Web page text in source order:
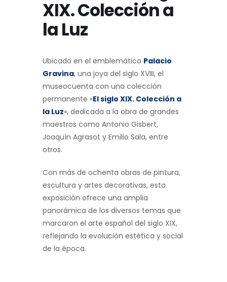
XIX. Colección a
la Luz
Ubicado en el emblemático Palacio
Gravina, una joya del siglo XVIII, el
museocuenta con una colección
permanente «El siglo XIX. Colección a
la Luz», dedicada a la obra de grandes
maestros como Antonio Gisbert,
Joaquín Agrasot y Emilio Sala, entre
otros.
Con más de ochenta obras de pintura,
escultura y artes decorativas, esta
exposición ofrece una amplia
panorámica de los diversos temas que
marcaron el arte español del siglo XIX,
reflejando la evolución estética y social
de la época.